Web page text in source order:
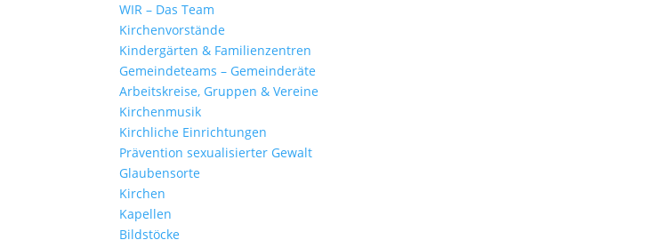
WIR – Das Team
Kirchen­vor­stände
Kinder­gärten & Familienzentren
Gemein­de­teams – Gemeinderäte
Arbeits­kreise, Gruppen & Vereine
Kirchen­musik
Kirch­liche Einrichtungen
Präven­tion sexua­li­sierter Gewalt
Glau­ben­s­orte
Kirchen
Kapellen
Bild­stöcke